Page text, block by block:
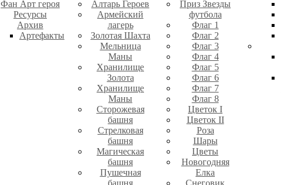
Фан Арт героя
Ресурсы
Архив
Артефакты
Алтарь Героев
Армейский
лагерь
Золотая Шахта
Мельница
Маны
Хранилище
Золота
Хранилище
Маны
Сторожевая
башня
Стрелковая
башня
Магическая
башня
Пушечная
Приз Звезды
футбола
Флаг 1
Флаг 2
Флаг 3
Флаг 4
Флаг 5
Флаг 6
Флаг 7
Флаг 8
Цветок I
Цветок II
Роза
Шары
Цветы
Новогодняя
Елка